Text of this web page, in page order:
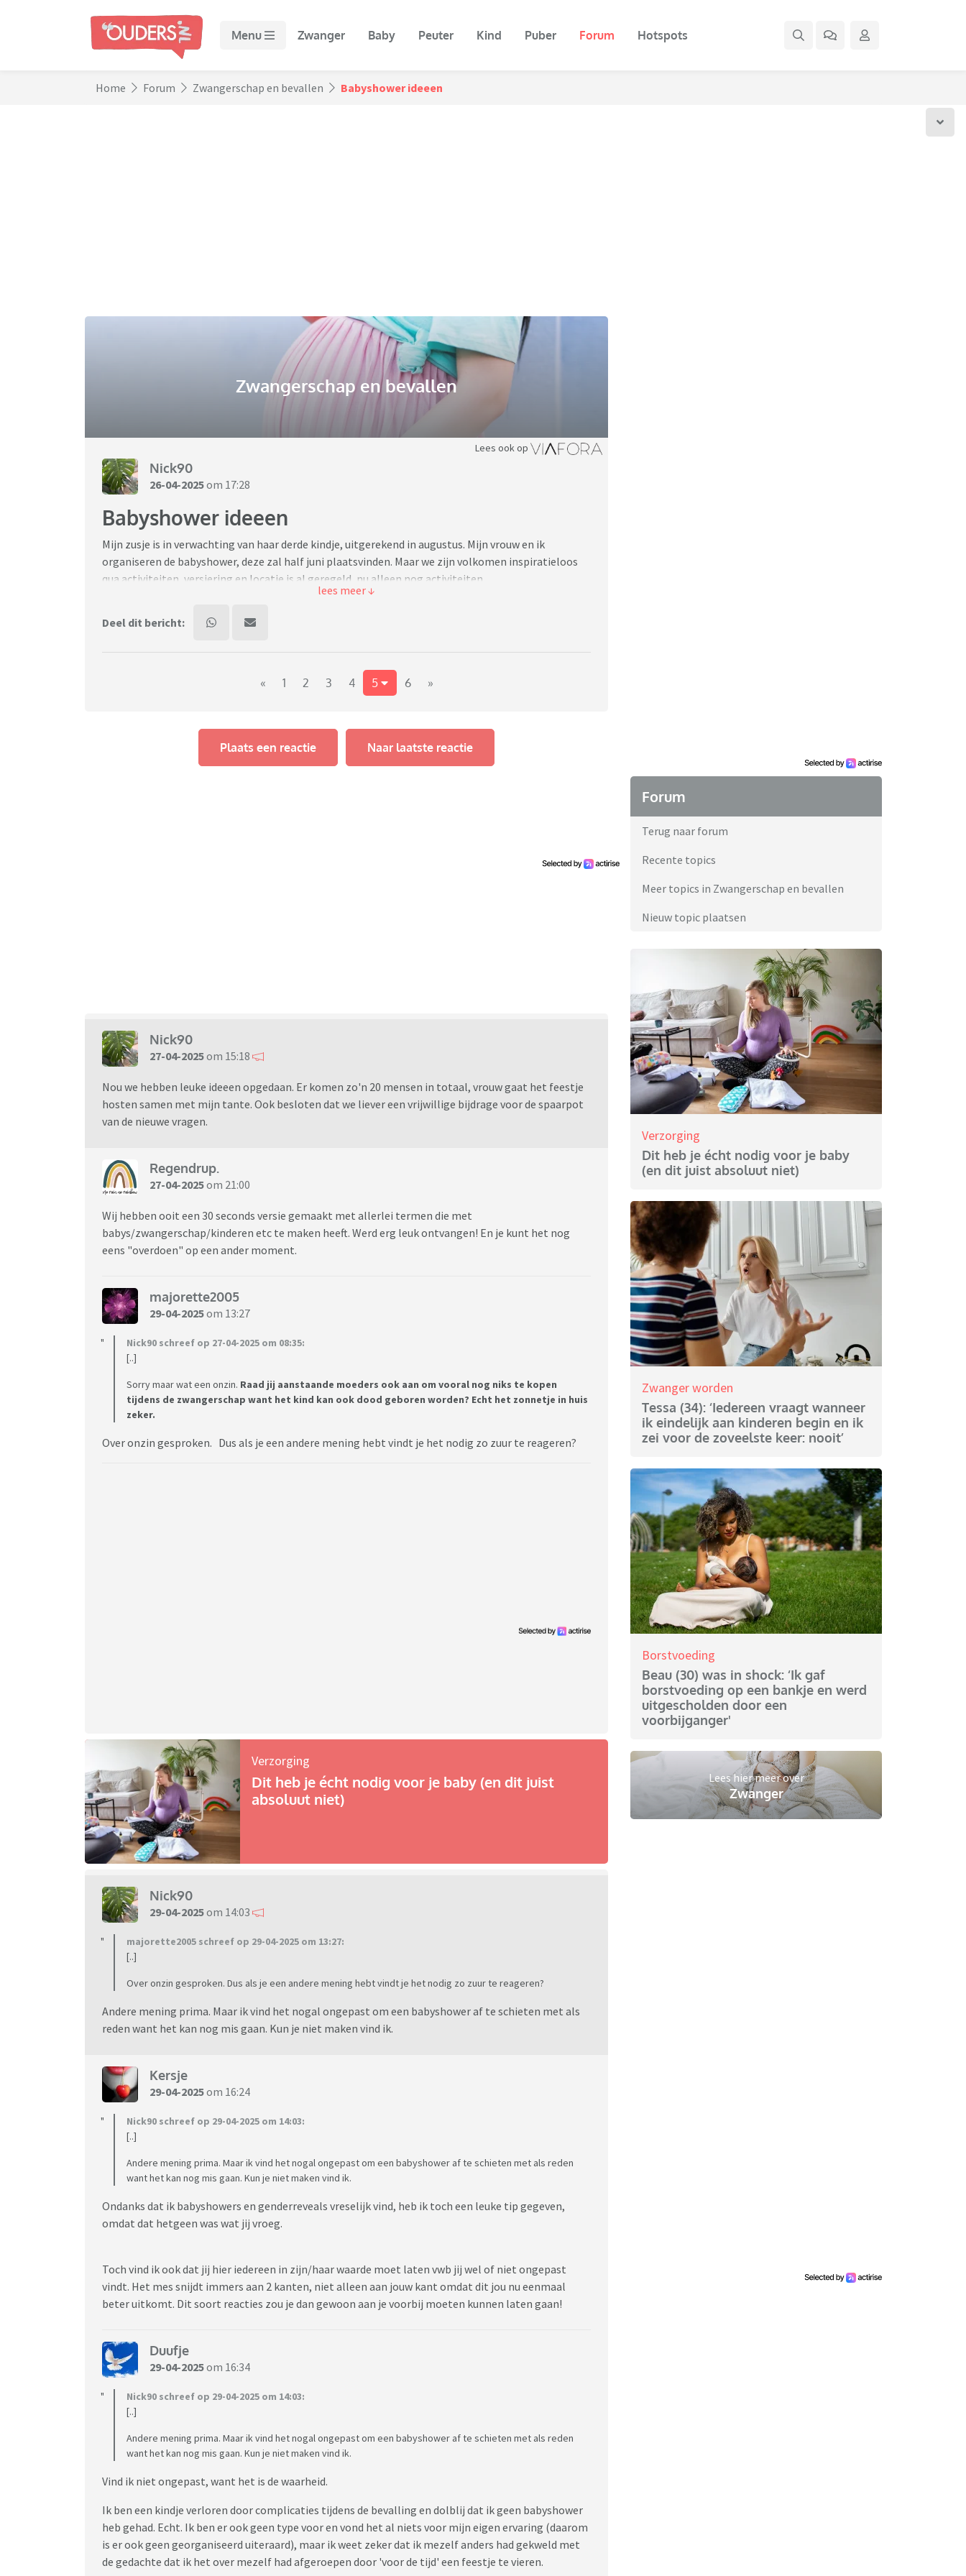
Menu Zwanger Baby Peuter Kind Puber Forum Hotspots
Home Forum Zwangerschap en bevallen Babyshower ideeen
Zwangerschap en bevallen
Lees ook op
Nick90
26-04-2025om 17:28
Babyshower ideeen
Mijn zusje is in verwachting van haar derde kindje, uitgerekend in augustus. Mijn vrouw en ik
organiseren de babyshower, deze zal half juni plaatsvinden. Maar we zijn volkomen inspiratieloos
qua activiteiten, versiering en locatie is al geregeld, nu alleen nog activiteiten.
Ons pap is begin maart overleden dus heel happy ben ik momenteel niet maar probeer er het beste
Ideeen welkom!
Deel dit bericht:
« 1 2 3 4 5 6 »
Plaats een reactie Naar laatste reactie
Nick90
27-04-2025om 15:18
Nou we hebben leuke ideeen opgedaan. Er komen zo'n 20 mensen in totaal, vrouw gaat het feestje
hosten samen met mijn tante. Ook besloten dat we liever een vrijwillige bijdrage voor de spaarpot
van de nieuwe vragen.
Regendrup.
27-04-2025om 21:00
Wij hebben ooit een 30 seconds versie gemaakt met allerlei termen die met
babys/zwangerschap/kinderen etc te maken heeft. Werd erg leuk ontvangen! En je kunt het nog
eens "overdoen" op een ander moment.
majorette2005
29-04-2025om 13:27
Nick90 schreef op 27-04-2025 om 08:35:
[..]
Sorry maar wat een onzin. Raad jij aanstaande moeders ook aan om vooral nog niks te kopen
tijdens de zwangerschap want het kind kan ook dood geboren worden? Echt het zonnetje in huis
zeker.
Over onzin gesproken. Dus als je een andere mening hebt vindt je het nodig zo zuur te reageren?
Verzorging
Dit heb je écht nodig voor je baby (en dit juist
absoluut niet)
Nick90
29-04-2025om 14:03
majorette2005 schreef op 29-04-2025 om 13:27:
[..]
Over onzin gesproken. Dus als je een andere mening hebt vindt je het nodig zo zuur te reageren?
Andere mening prima. Maar ik vind het nogal ongepast om een babyshower af te schieten met als
reden want het kan nog mis gaan. Kun je niet maken vind ik.
Kersje
29-04-2025om 16:24
Nick90 schreef op 29-04-2025 om 14:03:
[..]
Andere mening prima. Maar ik vind het nogal ongepast om een babyshower af te schieten met als reden
want het kan nog mis gaan. Kun je niet maken vind ik.
Ondanks dat ik babyshowers en genderreveals vreselijk vind, heb ik toch een leuke tip gegeven,
omdat dat hetgeen was wat jij vroeg.
Toch vind ik ook dat jij hier iedereen in zijn/haar waarde moet laten vwb jij wel of niet ongepast
vindt. Het mes snijdt immers aan 2 kanten, niet alleen aan jouw kant omdat dit jou nu eenmaal
beter uitkomt. Dit soort reacties zou je dan gewoon aan je voorbij moeten kunnen laten gaan!
Duufje
29-04-2025om 16:34
Nick90 schreef op 29-04-2025 om 14:03:
[..]
Andere mening prima. Maar ik vind het nogal ongepast om een babyshower af te schieten met als reden
want het kan nog mis gaan. Kun je niet maken vind ik.
Vind ik niet ongepast, want het is de waarheid.
Ik ben een kindje verloren door complicaties tijdens de bevalling en dolblij dat ik geen babyshower
heb gehad. Echt. Ik ben er ook geen type voor en vond het al niets voor mijn eigen ervaring (daarom
is er ook geen georganiseerd uiteraard), maar ik weet zeker dat ik mezelf anders had gekweld met
de gedachte dat ik het over mezelf had afgeroepen door 'voor de tijd' een feestje te vieren.
Forum
Terug naar forum
Recente topics
Meer topics in Zwangerschap en bevallen
Nieuw topic plaatsen
Verzorging
Dit heb je écht nodig voor je baby
(en dit juist absoluut niet)
Zwanger worden
Tessa (34): ‘Iedereen vraagt wanneer
ik eindelijk aan kinderen begin en ik
zei voor de zoveelste keer: nooit’
Borstvoeding
Beau (30) was in shock: ‘Ik gaf
borstvoeding op een bankje en werd
uitgescholden door een
voorbijganger'
Lees hier meer over
Zwanger